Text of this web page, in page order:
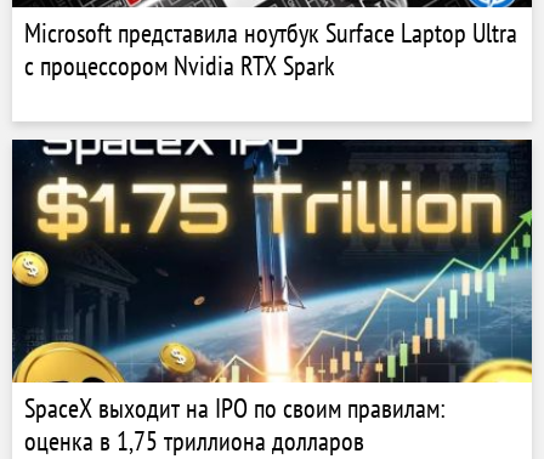
Microsoft представила ноутбук Surface Laptop Ultra
с процессором Nvidia RTX Spark
SpaceX выходит на IPO по своим правилам:
оценка в 1,75 триллиона долларов